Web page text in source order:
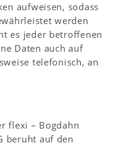
aufweisen, sodass
werden
es jeder betroffenen
Daten auch auf
telefonisch, an
flexi – Bogdahn
beruht auf den